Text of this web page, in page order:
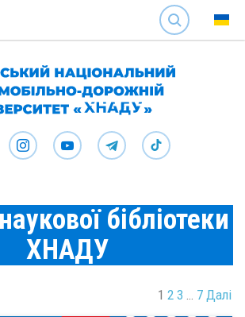
SEARCH
бібліотеки
ХНАДУ
1 2 3 … 7 Далі